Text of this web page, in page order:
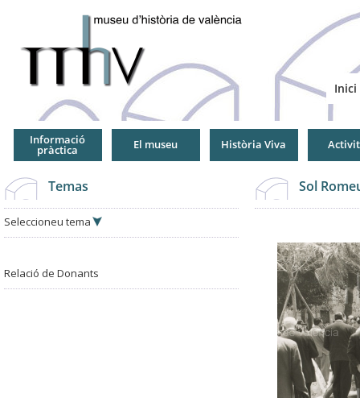
Inici
Informació
pràctica El museu Història Viva
Temas
Seleccioneu tema
Relació de Donants
Sol